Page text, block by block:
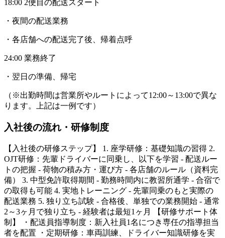
18:00 2便目の配送スタート
・夜間の配送業務
・各店舗への配送完了後、帰着点呼
24:00 業務終了
・翌日の準備、帰宅
（※出勤時間は営業所やルートによって12:00～13:00で異な
ります。上記は一例です）
入社後の流れ・研修制度
【入社後の研修ステップ】 1. 座学研修：基礎知識の習得 2.
OJT研修：先輩ドライバーに同乗し、以下を学習 - 配送ルー
トの把握 - 荷物の積み方・運び方 - 各店舗のルール（資料完
備） 3. 中型免許取得期間 - 勤務時間内に教習所通学 - 合宿で
の取得も可能 4. 実地トレーニング - 先輩同乗のもと実際の
配送業務 5. 独り立ち試験 - 合格後、単独での業務開始 - 通常
2～3ヶ月で独り立ち - 経験者は最短1ヶ月 【研修サポート体
制】 ・配送員指導制度：新入社員1名につき専任の指導担当
者を配置 ・定期研修：車両訓練、ドライバー知識研修を実